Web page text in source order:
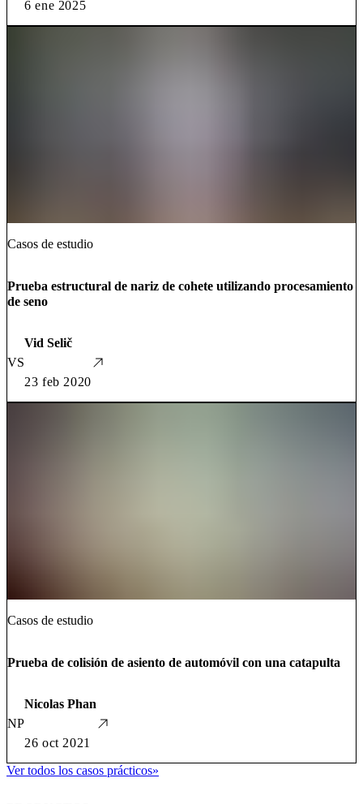
6 ene 2025
Casos de estudio
Prueba estructural de nariz de cohete utilizando procesamiento
de seno
VS
Vid Selič
23 feb 2020
Casos de estudio
Prueba de colisión de asiento de automóvil con una catapulta
NP
Nicolas Phan
26 oct 2021
Ver todos los casos prácticos»